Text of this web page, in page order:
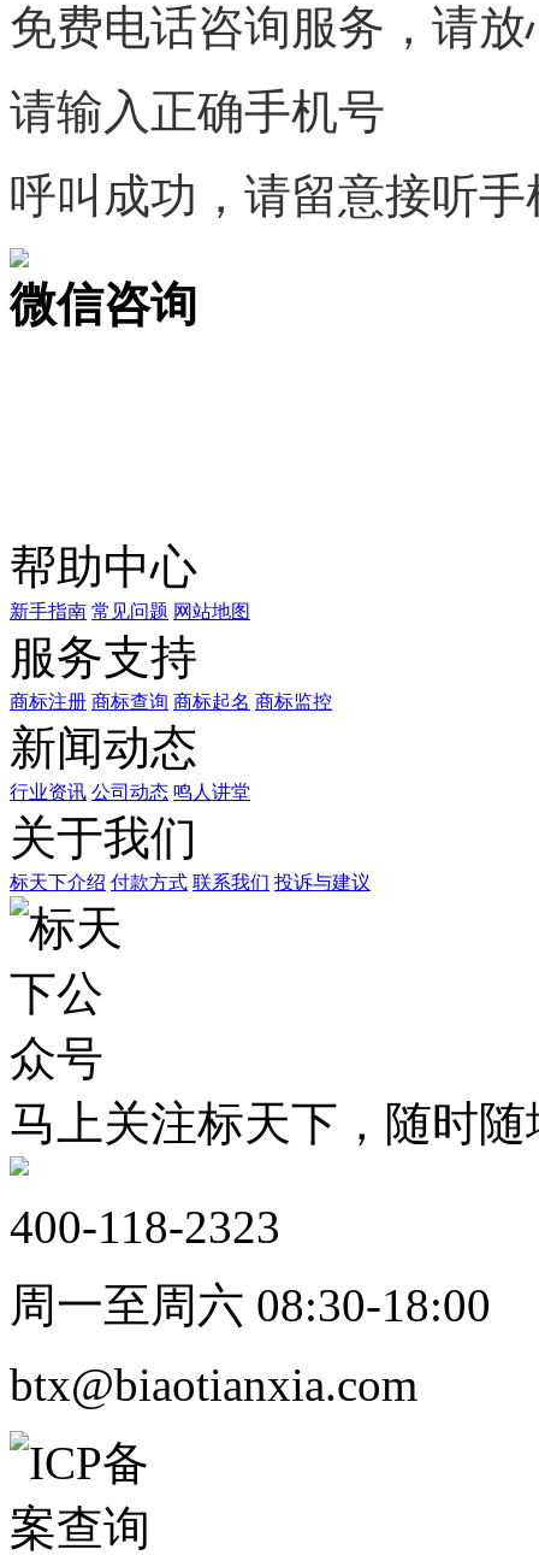
免费电话咨询服务，请放
请输入正确手机号
呼叫成功，请留意接听手
微信咨询
帮助中心
新手指南 常见问题 网站地图
服务支持
商标注册 商标查询 商标起名 商标监控
新闻动态
行业资讯 公司动态 鸣人讲堂
关于我们
标天下介绍 付款方式 联系我们 投诉与建议
马上关注标天下，随时
400-118-2323
周一至周六 08:30-18:00
btx@biaotianxia.com